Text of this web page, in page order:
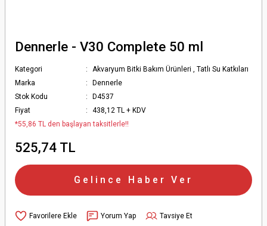
Dennerle - V30 Complete 50 ml
Kategori Akvaryum Bitki Bakım Ürünleri ,Tatlı Su Katkıları
Marka
Dennerle
Stok Kodu
D4537
Fiyat
438,12 TL + KDV
*55,86 TL den başlayan taksitlerle!!
525,74 TL
Gelince Haber Ver
Yorum Yap
Tavsiye Et